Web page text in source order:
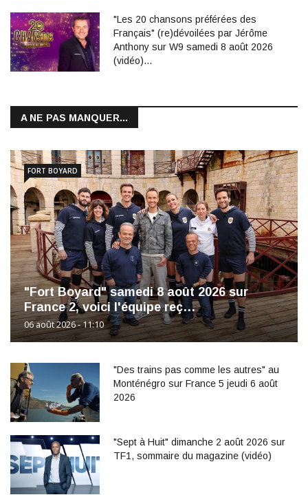
"Les 20 chansons préférées des
Français" (re)dévoilées par Jérôme
Anthony sur W9 samedi 8 août 2026
(vidéo)…
A NE PAS MANQUER...
"Fort Boyard" samedi 8 août 2026 sur
France 2, voici l'équipe reç…
06 août 2026 - 11:10
FORT BOYARD
"Des trains pas comme les autres" au
Monténégro sur France 5 jeudi 6 août
2026
"Sept à Huit" dimanche 2 août 2026 sur
TF1, sommaire du magazine (vidéo)